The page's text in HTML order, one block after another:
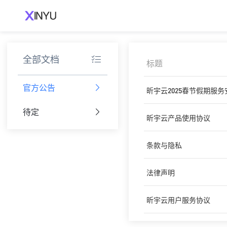
全部文档
官方公告
待定
标题
昕宇云2025春节假期服
昕宇云产品使用协议
条款与隐私
法律声明
昕宇云用户服务协议